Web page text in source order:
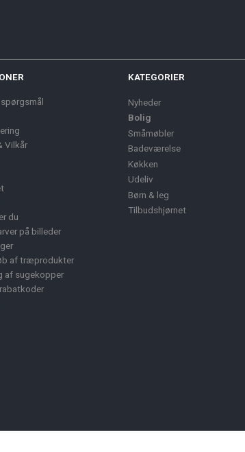
Vilkår
du
på billeder
af træprodukter
af sugekopper
KATEGORIER
Nyheder
Bolig
Småmøbler
Badeværelse
Køkken
Udeliv
Børn & leg
Tilbudshjørnet